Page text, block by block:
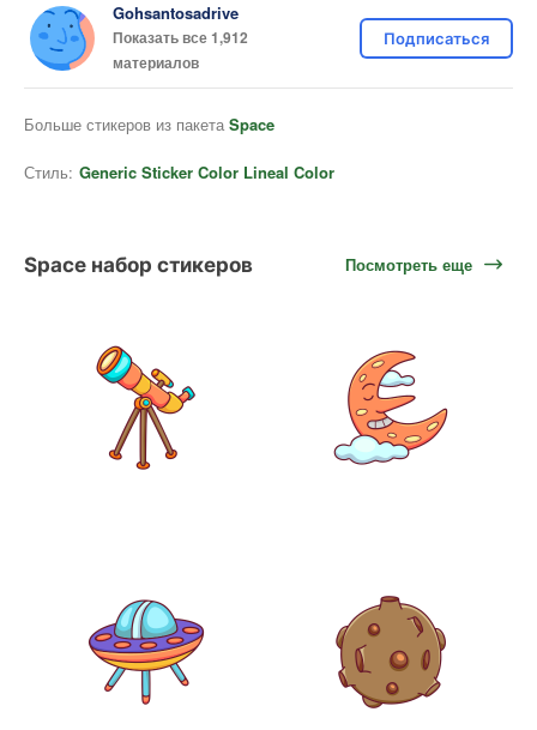
Gohsantosadrive
Показать все 1,912
материалов
Подписаться
Больше стикеров из пакета Space
Стиль: Generic Sticker Color Lineal Color
Space набор стикеров Посмотреть еще